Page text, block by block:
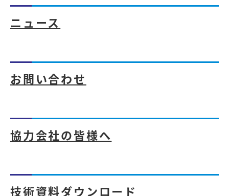
ニュース
お問い合わせ
協力会社の皆様へ
技術資料ダウンロード